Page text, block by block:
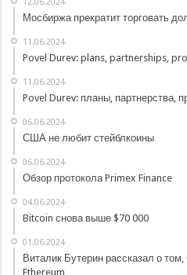
Мосбиржа прекратит торговать
11.06.2024
Povel Durev: plans, partnerships,
11.06.2024
Povel Durev: планы, партнерства,
06.06.2024
США не любит стейблкоины
06.06.2024
Обзор протокола Primex Finance
04.06.2024
Bitcoin снова выше $70 000
01.06.2024
Виталик Бутерин рассказал о
Ethereum